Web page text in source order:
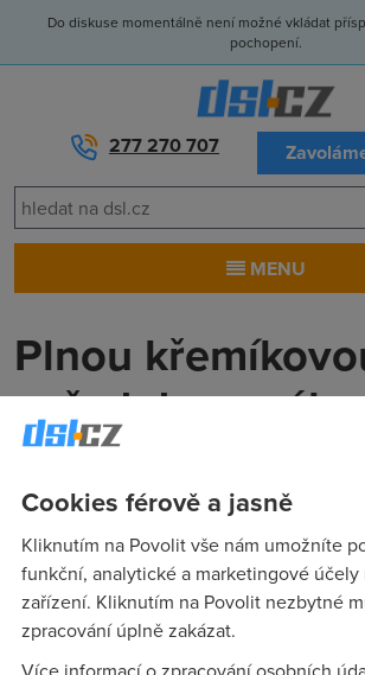
Do diskuse momentálně není možné vkládat
pochopení.
277 270 707
MENU
Plnou
vpřed do
Když si odmyslíme, že na zimním jasném
jako vánoční kometa září padající euro
nemáme se vlastně vůbec špatně. Steve
workoholik, nás sice zanechal osiřelé, ale
podrobný plán ještě na dva roky. Ale
Cookies férově a jasně
Kliknutím na Povolit vše nám umožníte
funkční, analytické a marketingové účely
zařízení. Kliknutím na Povolit nezbytné
zpracování úplně zakázat.